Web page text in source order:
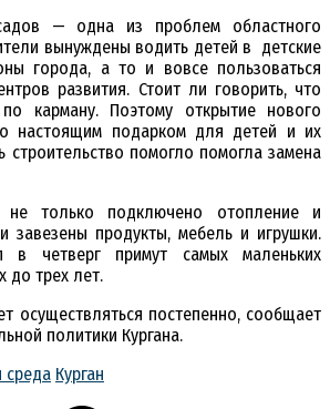
— одна из проблем областного
вынуждены водить детей в детские
города, а то и вовсе пользоваться
развития. Стоит ли говорить, что
карману. Поэтому открытие нового
настоящим подарком для детей и их
строительство помогло помогла замена
только подключено отопление и
завезены продукты, мебель и игрушки.
в четверг примут самых маленьких
до трех лет.
осуществляться постепенно, сообщает
политики Кургана.
среда Курган